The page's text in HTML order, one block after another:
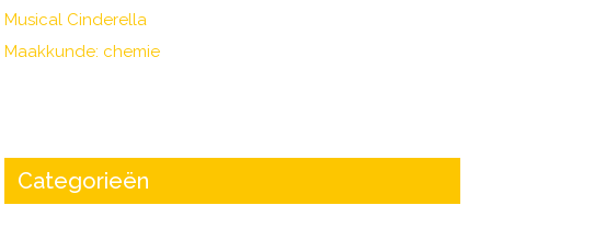
Musical Cinderella
Maakkunde: chemie
Categorieën